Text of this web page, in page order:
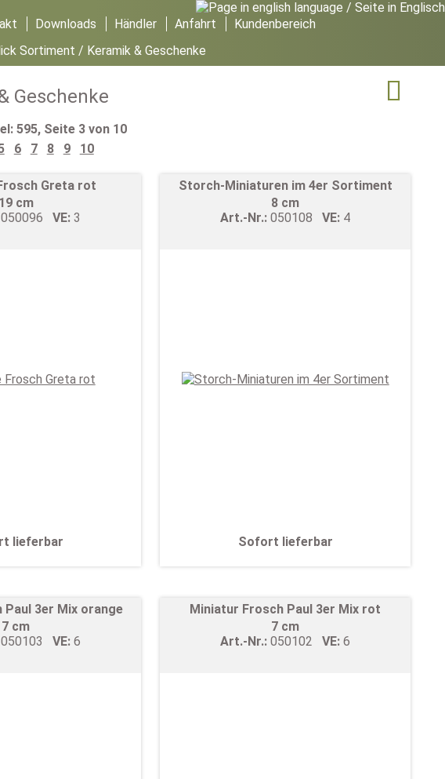
Downloads Händler Anfahrt
Kundenbereich
Sortiment / Keramik & Geschenke
Geschenke
595, Seite 3 von 10
6 7 8 9 10

Greta rot
19 cm
050096VE:3
lieferbar
Storch-Miniaturen im 4er Sortiment
8 cm
Art.-Nr.:050108VE: 4
Sofort lieferbar
3er Mix orange
7 cm
050103VE:6
Miniatur Frosch Paul 3er Mix rot
7 cm
Art.-Nr.:050102VE:6